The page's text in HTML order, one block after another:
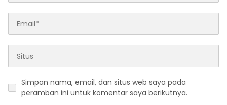
Simpan nama, email, dan situs web saya pada
peramban ini untuk komentar saya berikutnya.